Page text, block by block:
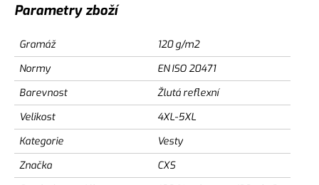
Parametry zboží
Gramáž
120 g/m2
Normy
EN ISO 20471
Barevnost
Žlutá reflexní
Velikost
4XL-5XL
Kategorie
Vesty
Značka
CXS